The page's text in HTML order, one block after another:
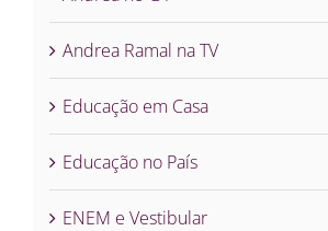
Andrea Ramal na TV
Educação em Casa
Educação no País
ENEM e Vestibular